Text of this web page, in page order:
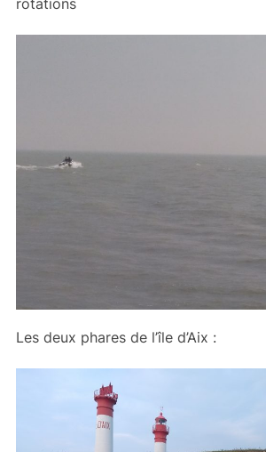
Les deux phares de l’île d’Aix :